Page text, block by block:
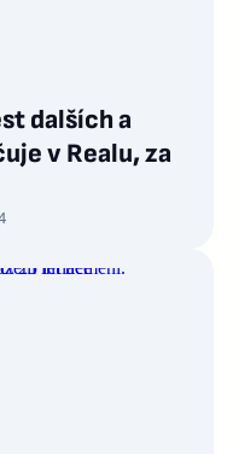
dalších a
v Realu, za